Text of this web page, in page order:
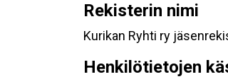
Rekisterin nimi
Kurikan Ryhti ry
Henkilötietojen